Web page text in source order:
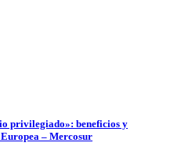
privilegiado»: beneficios y
– Mercosur